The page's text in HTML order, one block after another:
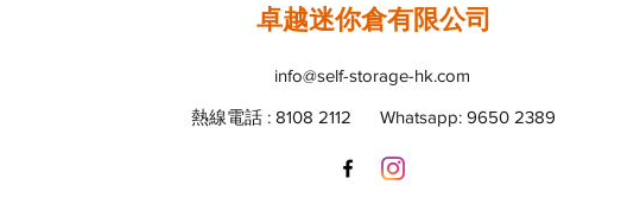
卓越迷你倉有限公司
info@self-storage-hk.com
熱線電話 : 8108 2112 Whatsapp: 9650 2389